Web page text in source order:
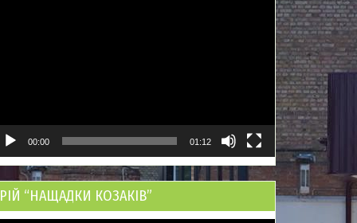
00:00 01:12
РІЙ “НАЩАДКИ КОЗАКІВ”